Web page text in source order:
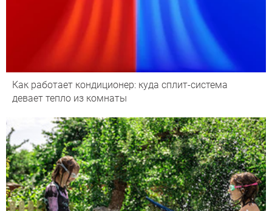
Как работает кондиционер: куда сплит-система
девает тепло из комнаты